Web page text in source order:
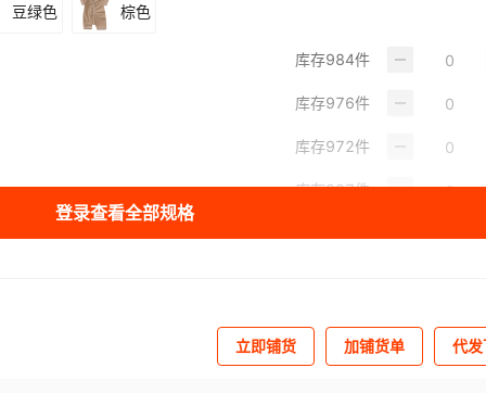
豆绿色 棕色
库存984件
库存976件
库存972件
库存987件
登录查看全部规格
立即铺货 加铺货单 代